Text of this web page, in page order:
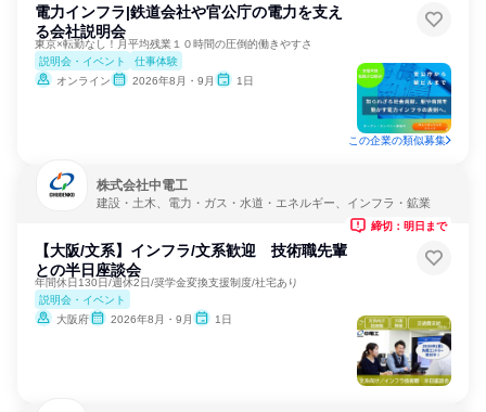
電力インフラ|鉄道会社や官公庁の電力を支え
る会社説明会
東京×転勤なし！月平均残業１０時間の圧倒的働きやすさ
説明会・イベント
仕事体験
オンライン
2026年8月・9月 1日
この企業の類似募集
株式会社中電工
建設・土木、電力・ガス・水道・エネルギー、インフラ・鉱業
【大阪/文系】インフラ/文系歓迎 技術職先輩
との半日座談会
年間休日130日/週休2日/奨学金変換支援制度/社宅あり
説明会・イベント
大阪府
2026年8月・9月 1日
締切：明日まで